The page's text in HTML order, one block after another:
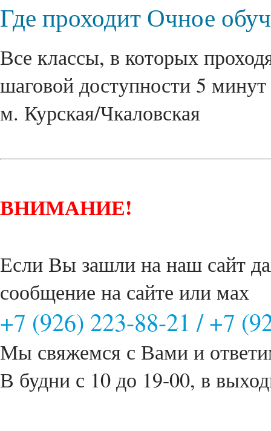
Где проходит Очное
Все классы, в которых
шаговой доступности 5
м. Курская/Чкаловская
ВНИМАНИЕ!
Если Вы зашли на наш сайт
сообщение на сайте или мах
+7 (926) 223-88-21 /+7
Мы свяжемся с Вами и
В будни с 10 до 19-00, в